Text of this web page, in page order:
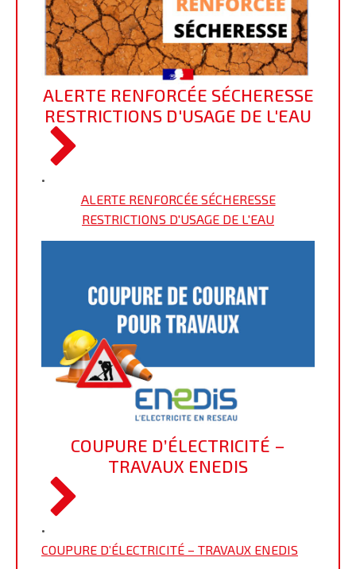
ALERTE RENFORCÉE SÉCHERESSE
RESTRICTIONS D'USAGE DE L'EAU
•
ALERTE RENFORCÉE SÉCHERESSE
RESTRICTIONS D'USAGE DE L'EAU
COUPURE D’ÉLECTRICITÉ –
TRAVAUX ENEDIS
•
COUPURE D’ÉLECTRICITÉ – TRAVAUX ENEDIS